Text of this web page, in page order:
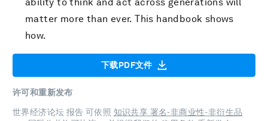
matter more than ever. This handbook shows
how.
下载PDF文件
许可和重新发布
世界经济论坛 报告 可依照 知识共享 署名-非商业性-非衍生品